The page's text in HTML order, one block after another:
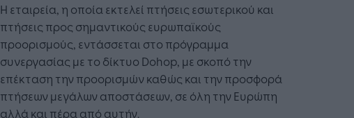
Η εταιρεία, η οποία εκτελεί πτήσεις εσωτερικού και
πτήσεις προς σημαντικούς ευρωπαϊκούς
προορισμούς, εντάσσεται στο πρόγραμμα
συνεργασίας με το δίκτυο Dohop, με σκοπό την
επέκταση την προορισμών καθώς και την προσφορά
πτήσεων μεγάλων αποστάσεων, σε όλη την Ευρώπη
αλλά και πέρα από αυτήν.